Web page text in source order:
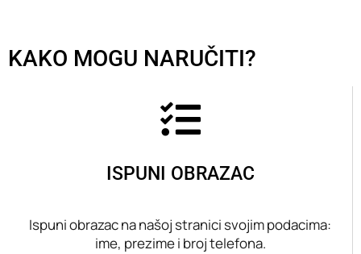
KAKO MOGU NARUČITI?
ISPUNI OBRAZAC
Ispuni obrazac na našoj stranici svojim podacima:
ime, prezime i broj telefona.